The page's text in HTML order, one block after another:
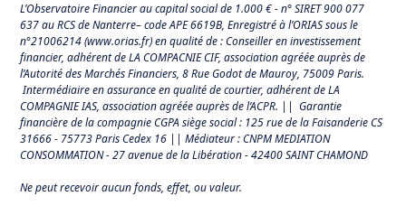
L’Observatoire Financier au capital social de 1.000 € - n° SIRET 900 077
637 au RCS de Nanterre– code APE 6619B, Enregistré à l’ORIAS sous le
n°21006214 (www.orias.fr) en qualité de : Conseiller en investissement
financier, adhérent de LA COMPACNIE CIF, association agréée auprès de
l’Autorité des Marchés Financiers, 8 Rue Godot de Mauroy, 75009 Paris.
Intermédiaire en assurance en qualité de courtier, adhérent de LA
COMPAGNIE IAS, association agréée auprès de l’ACPR. || Garantie
financière de la compagnie CGPA siège social : 125 rue de la Faisanderie CS
31666 - 75773 Paris Cedex 16 || Médiateur : CNPM MEDIATION
CONSOMMATION - 27 avenue de la Libération - 42400 SAINT CHAMOND
Ne peut recevoir aucun fonds, effet, ou valeur.